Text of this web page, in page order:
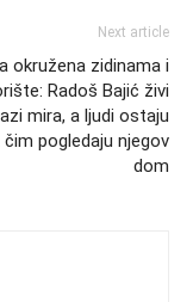
Next article
okružena zidinama i
Radoš Bajić živi
mira, a ljudi ostaju
čim pogledaju njegov
dom